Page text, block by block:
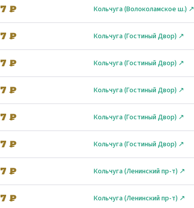
7 ₽ Кольчуга (Волоколамское ш.) ↗
7 ₽ Кольчуга (Гостиный Двор) ↗
7 ₽ Кольчуга (Гостиный Двор) ↗
7 ₽ Кольчуга (Гостиный Двор) ↗
7 ₽ Кольчуга (Гостиный Двор) ↗
7 ₽ Кольчуга (Гостиный Двор) ↗
7 ₽ Кольчуга (Ленинский пр-т) ↗
7 ₽ Кольчуга (Ленинский пр-т) ↗